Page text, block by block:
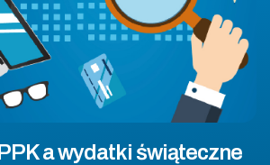
a wydatki świąteczne